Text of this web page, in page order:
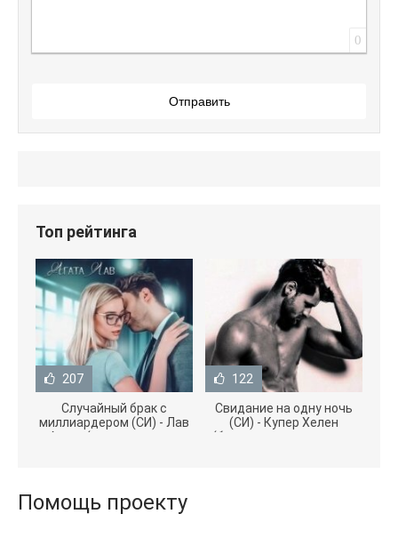
0
Отправить
Топ рейтинга
207
Случайный брак с
миллиардером (СИ) - Лав
Агата (полная версия
122
Свидание на одну ночь
(СИ) - Купер Хелен
(бесплатные серии книг
Помощь проекту